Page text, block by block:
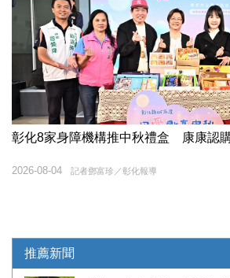
彰化8家身障機構推中秋禮盒 康康認
記者鄧富珍／彰化報導
2026-08-04
推薦新聞